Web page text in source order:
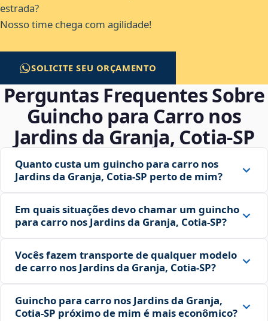
estrada?
Nosso time chega com agilidade!
SOLICITE SEU ORÇAMENTO
Perguntas Frequentes Sobre
Guincho para Carro nos
Jardins da Granja, Cotia‑SP
Quanto custa um guincho para carro nos
Jardins da Granja, Cotia‑SP perto de mim?
Em quais situações devo chamar um guincho
para carro nos Jardins da Granja, Cotia‑SP?
Vocês fazem transporte de qualquer modelo
de carro nos Jardins da Granja, Cotia‑SP?
Guincho para carro nos Jardins da Granja,
Cotia‑SP próximo de mim é mais econômico?